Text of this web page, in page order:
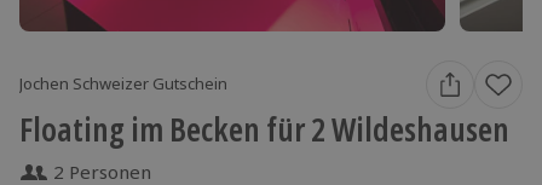
Jochen Schweizer Gutschein
Floating im Becken für 2 Wildeshausen
2 Personen